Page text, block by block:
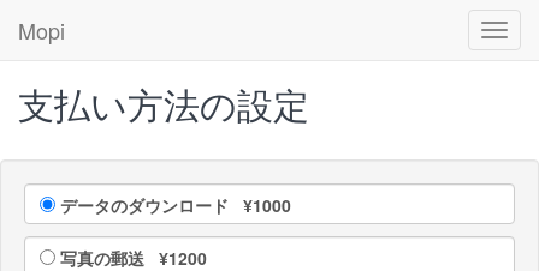
Mopi
支払い方法の設定
データのダウンロード ¥1000
写真の郵送 ¥1200